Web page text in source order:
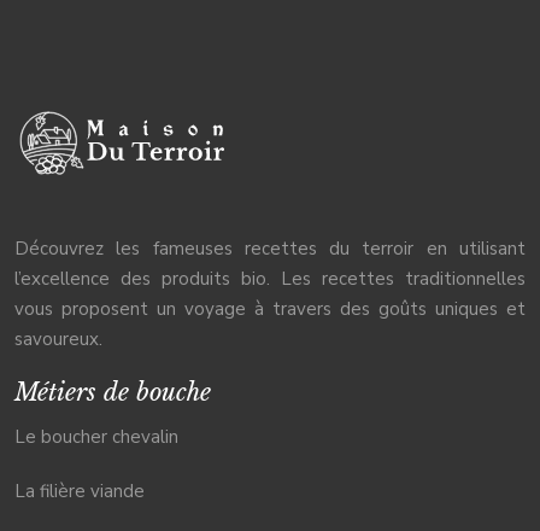
Découvrez les fameuses recettes du terroir en utilisant
l’excellence des produits bio. Les recettes traditionnelles
vous proposent un voyage à travers des goûts uniques et
savoureux.
Métiers de bouche
Le boucher chevalin
La filière viande